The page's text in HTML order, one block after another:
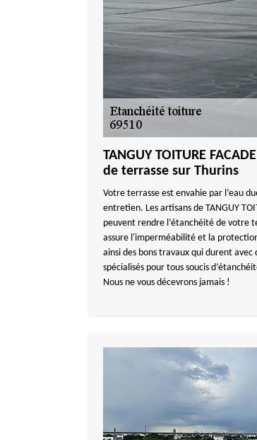
TANGUY TOITURE
de terrasse sur Thurins
Votre terrasse est envahie par l’eau
entretien. Les artisans de TANGUY
peuvent rendre l’étanchéité de votre
assure l'imperméabilité et la
ainsi des bons travaux qui durent avec
spécialisés pour tous soucis
Nous ne vous décevrons jamais !